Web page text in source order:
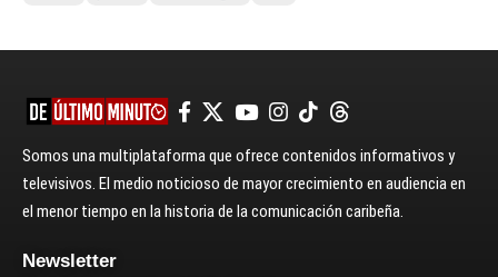
Somos una multiplataforma que ofrece contenidos informativos y
televisivos. El medio noticioso de mayor crecimiento en audiencia en
el menor tiempo en la historia de la comunicación caribeña.
Newsletter